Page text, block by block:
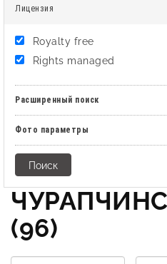
Лицензия
Royalty free
Rights managed
Расширенный поиск
Фото параметры
(96)